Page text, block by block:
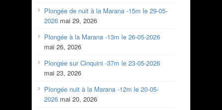
Plongée de nuit à la Marana -15m le 29-05-
2026 mai 29, 2026
Plongée à la Marana -13m le 26-05-2026
mai 26, 2026
Plongée sur Cinquini -37m le 23-05-2026
mai 23, 2026
Plongée nuit à la Marana -12m le 20-05-
2026 mai 20, 2026